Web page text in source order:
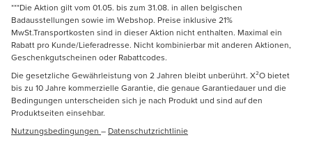
***Die Aktion gilt vom 01.05. bis zum 31.08. in allen belgischen
Badausstellungen sowie im Webshop. Preise inklusive 21%
MwSt.Transportkosten sind in dieser Aktion nicht enthalten. Maximal ein
Rabatt pro Kunde/Lieferadresse. Nicht kombinierbar mit anderen Aktionen,
Geschenkgutscheinen oder Rabattcodes.
Die gesetzliche Gewährleistung von 2 Jahren bleibt unberührt. X²O bietet
bis zu 10 Jahre kommerzielle Garantie, die genaue Garantiedauer und die
Bedingungen unterscheiden sich je nach Produkt und sind auf den
Produktseiten einsehbar.
Nutzungsbedingungen – Datenschutzrichtlinie